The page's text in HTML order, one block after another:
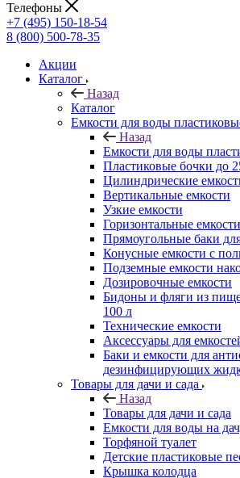
Телефоны
+7 (495) 150-18-54
8 (800) 500-78-35
Акции
Каталог
Назад
Каталог
Емкости для воды
Назад
Емкости для воды
Пластиковые бочки до
Цилиндрические
Вертикальные емкости
Узкие емкости
Горизонтальные
Прямоугольные баки
Конусные емкости с
Подземные емкости
Дозировочные емкости
Бидоны и фляги из
100 л
Технические емкости
Аксессуары для
Баки и емкости для
дезинфицирующих
Товары для дачи и сада
Назад
Товары для дачи и сада
Емкости для воды на
Торфяной туалет
Детские пластиковые
Крышка колодца